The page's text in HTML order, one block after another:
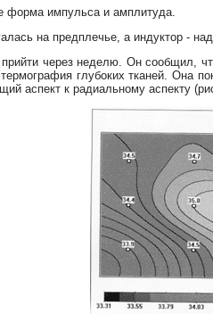
форма импульса и амплитуда.
на предплечье, а индуктор -
через неделю. Он сообщил,
глубоких тканей. Она
аспект к радиальному аспекту